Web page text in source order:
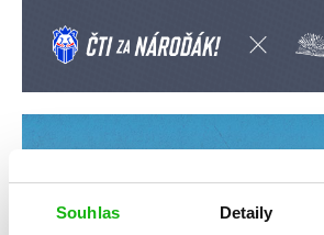
Souhlas Detaily